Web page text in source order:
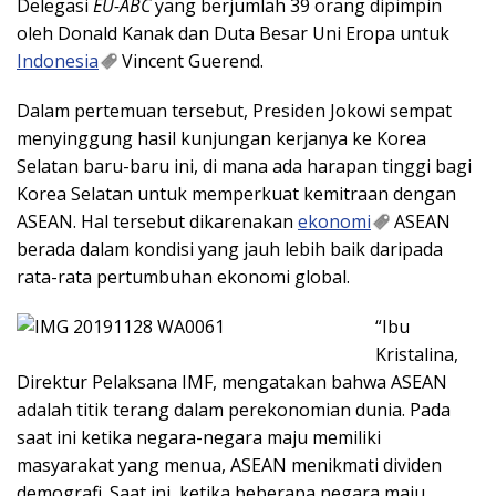
Delegasi EU-ABCyang berjumlah 39 orang dipimpin
oleh Donald Kanak dan Duta Besar Uni Eropa untuk
Indonesia
Vincent Guerend.
Dalam pertemuan tersebut, Presiden Jokowi sempat
menyinggung hasil kunjungan kerjanya ke Korea
Selatan baru-baru ini, di mana ada harapan tinggi bagi
Korea Selatan untuk memperkuat kemitraan dengan
ASEAN. Hal tersebut dikarenakan ekonomi
ASEAN
berada dalam kondisi yang jauh lebih baik daripada
rata-rata pertumbuhan ekonomi global.
“Ibu
Kristalina,
Direktur Pelaksana IMF, mengatakan bahwa ASEAN
adalah titik terang dalam perekonomian dunia. Pada
saat ini ketika negara-negara maju memiliki
masyarakat yang menua, ASEAN menikmati dividen